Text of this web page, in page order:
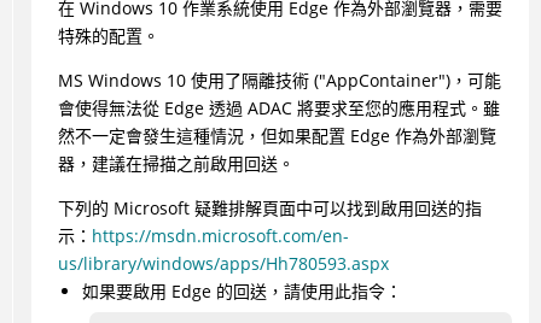
在 Windows 10 作業系統使用 Edge 作為外部瀏覽器，需要
特殊的配置。
MS Windows 10 使用了隔離技術 ("AppContainer")，可能
會使得無法從 Edge 透過 ADAC將要求至您的應用程式。雖
然不一定會發生這種情況，但如果配置 Edge 作為外部瀏覽
器，建議在掃描之前啟用回送。
下列的 Microsoft 疑難排解頁面中可以找到啟用回送的指
示： https://msdn.microsoft.com/en-
us/library/windows/apps/Hh780593.aspx
如果要啟用 Edge 的回送，請使用此指令：